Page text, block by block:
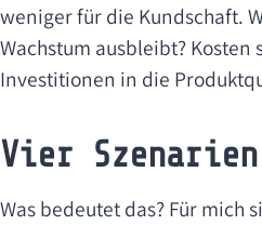
weniger für die Kundschaft.
Wachstum ausbleibt?
Investitionen in die
Vier
Was bedeutet das? Für mich